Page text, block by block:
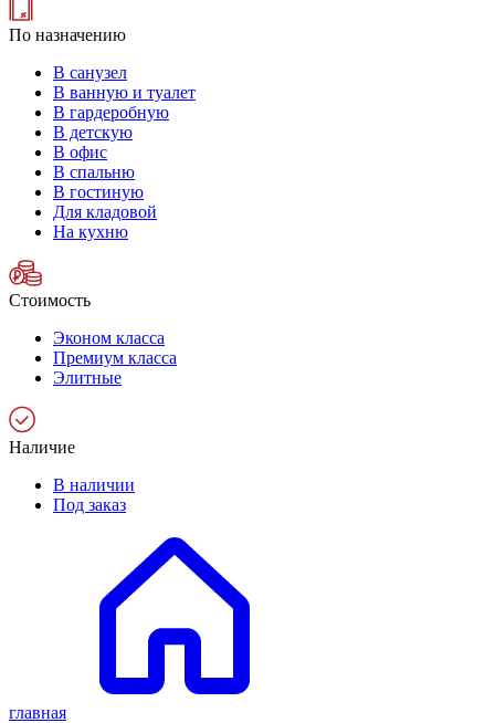
По назначению
В санузел
В ванную и туалет
В гардеробную
В детскую
В офис
В спальню
В гостиную
Для кладовой
На кухню
Стоимость
Эконом класса
Премиум класса
Элитные
Наличие
В наличии
Под заказ
главная